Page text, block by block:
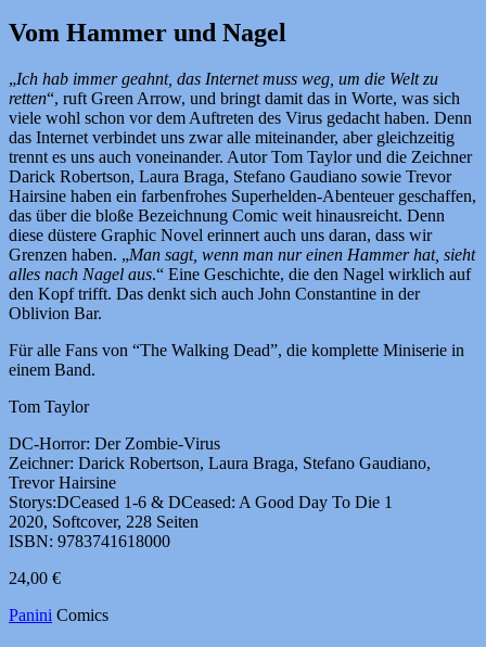
Vom Hammer und Nagel
„Ich hab immer geahnt, das Internet muss weg, um die Welt zu
retten“, ruft Green Arrow, und bringt damit das in Worte, was sich
viele wohl schon vor dem Auftreten des Virus gedacht haben. Denn
das Internet verbindet uns zwar alle miteinander, aber gleichzeitig
trennt es uns auch voneinander. Autor Tom Taylor und die Zeichner
Darick Robertson, Laura Braga, Stefano Gaudiano sowie Trevor
Hairsine haben ein farbenfrohes Superhelden-Abenteuer geschaffen,
das über die bloße Bezeichnung Comic weit hinausreicht. Denn
diese düstere Graphic Novel erinnert auch uns daran, dass wir
Grenzen haben. „Man sagt, wenn man nur einen Hammer hat, sieht
alles nach Nagel aus.“ Eine Geschichte, die den Nagel wirklich auf
den Kopf trifft. Das denkt sich auch John Constantine in der
Oblivion Bar.
Für alle Fans von “The Walking Dead”, die komplette Miniserie in
einem Band.
Tom Taylor
DC-Horror: Der Zombie-Virus
Zeichner: Darick Robertson, Laura Braga, Stefano Gaudiano,
Trevor Hairsine
Storys:DCeased 1-6 & DCeased: A Good Day To Die 1
2020, Softcover, 228 Seiten
ISBN: 9783741618000
24,00 €
Panini Comics